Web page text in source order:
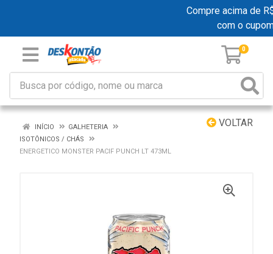
Compre acima de
com o
0
VOLTAR
INÍCIO
GALHETERIA
ISOTÔNICOS / CHÁS
ENERGETICO MONSTER PACIF PUNCH LT 473ML